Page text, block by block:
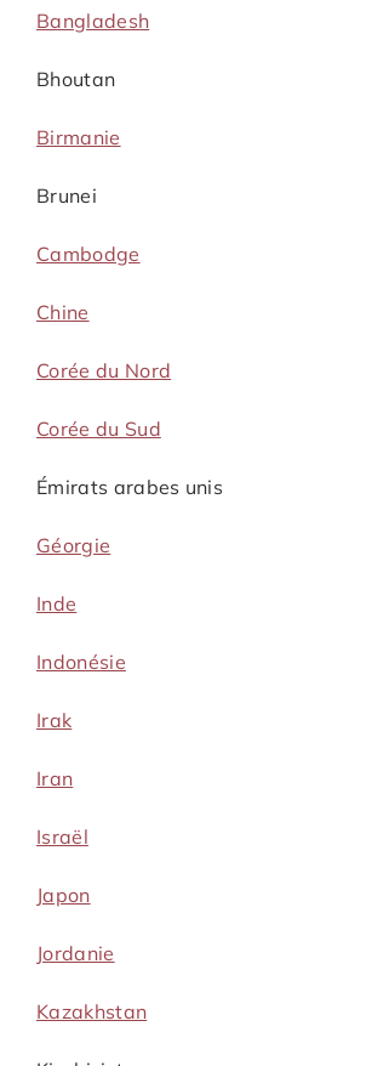
Bangladesh
Bhoutan
Birmanie
Brunei
Cambodge
Chine
Corée du Nord
Corée du Sud
Émirats arabes unis
Géorgie
Inde
Indonésie
Irak
Iran
Israël
Japon
Jordanie
Kazakhstan